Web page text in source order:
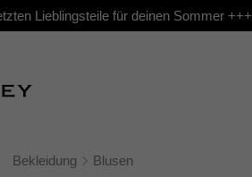
Lieblingsteile für deinen Sommer +++
Bekleidung Blusen